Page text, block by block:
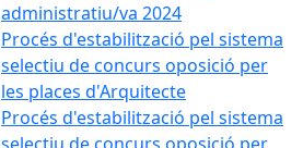
administratiu/va 2024
Procés d'estabilització pel sistema
selectiu de concurs oposició per
les places d'Arquitecte
Procés d'estabilització pel sistema